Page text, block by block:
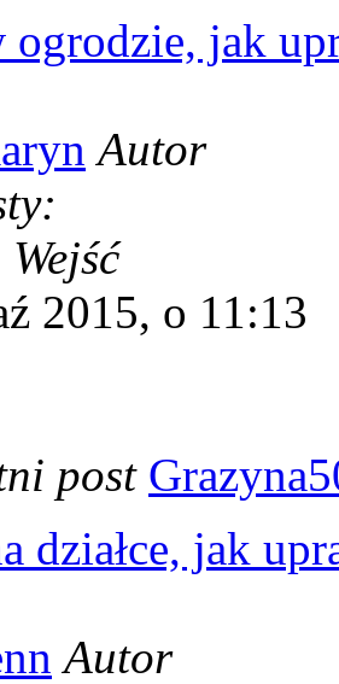
ogrodzie, jak
Autor
Wejść
2015, o 11:13
post
działce, jak
Autor